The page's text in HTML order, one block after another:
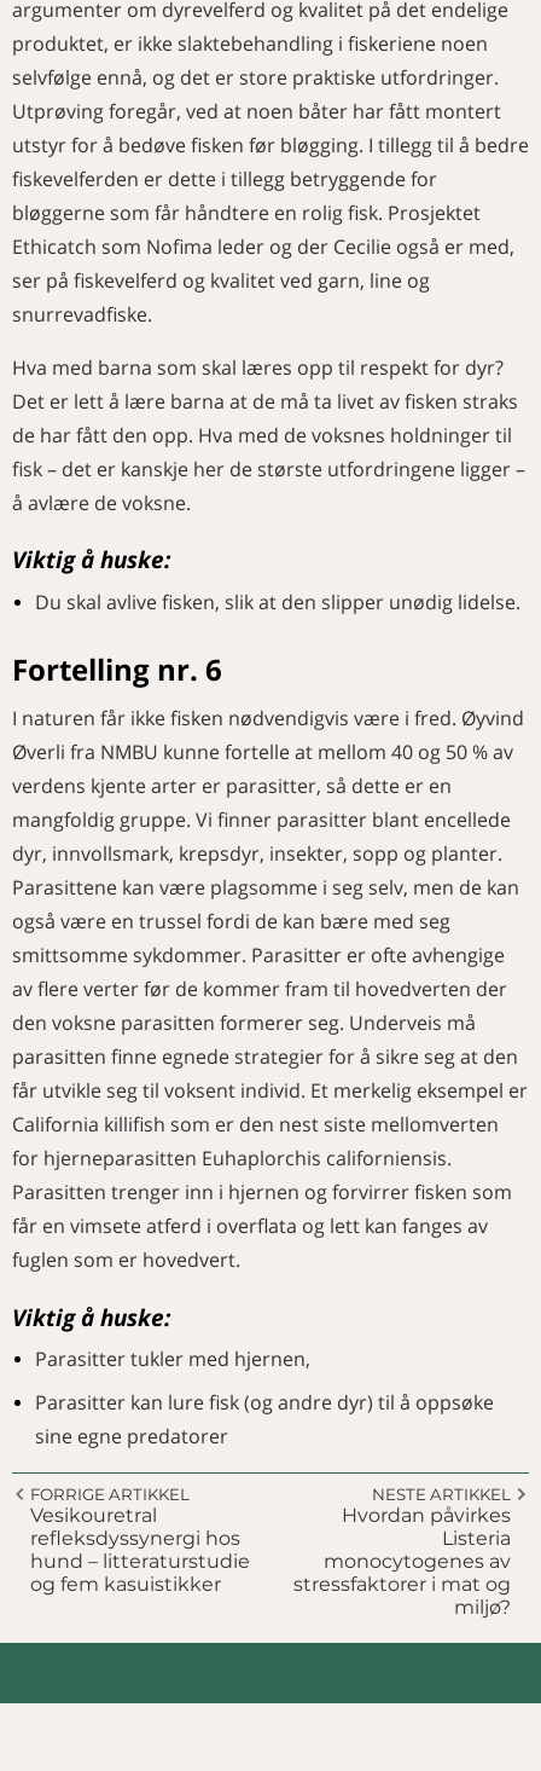
argumenter om dyrevelferd og kvalitet på det endelige
produktet, er ikke slaktebehandling i fiskeriene noen
selvfølge ennå, og det er store praktiske utfordringer.
Utprøving foregår, ved at noen båter har fått montert
utstyr for å bedøve fisken før bløgging. I tillegg til å bedre
fiskevelferden er dette i tillegg betryggende for
bløggerne som får håndtere en rolig fisk. Prosjektet
Ethicatch som Nofima leder og der Cecilie også er med,
ser på fiskevelferd og kvalitet ved garn, line og
snurrevadfiske.
Hva med barna som skal læres opp til respekt for dyr?
Det er lett å lære barna at de må ta livet av fisken straks
de har fått den opp. Hva med de voksnes holdninger til
fisk – det er kanskje her de største utfordringene ligger –
å avlære de voksne.
Viktig å huske:
Du skal avlive fisken, slik at den slipper unødig lidelse.
Fortelling nr. 6
I naturen får ikke fisken nødvendigvis være i fred. Øyvind
Øverli fra NMBU kunne fortelle at mellom 40 og 50 % av
verdens kjente arter er parasitter, så dette er en
mangfoldig gruppe. Vi finner parasitter blant encellede
dyr, innvollsmark, krepsdyr, insekter, sopp og planter.
Parasittene kan være plagsomme i seg selv, men de kan
også være en trussel fordi de kan bære med seg
smittsomme sykdommer. Parasitter er ofte avhengige
av flere verter før de kommer fram til hovedverten der
den voksne parasitten formerer seg. Underveis må
parasitten finne egnede strategier for å sikre seg at den
får utvikle seg til voksent individ. Et merkelig eksempel er
California killifish som er den nest siste mellomverten
for hjerneparasitten Euhaplorchis californiensis.
Parasitten trenger inn i hjernen og forvirrer fisken som
får en vimsete atferd i overflata og lett kan fanges av
fuglen som er hovedvert.
Viktig å huske:
Parasitter tukler med hjernen,
Parasitter kan lure fisk (og andre dyr) til å oppsøke
sine egne predatorer
FORRIGE ARTIKKEL
Vesikouretral
refleksdyssynergi hos
hund – litteraturstudie
og fem kasuistikker
NESTE ARTIKKEL
Hvordan påvirkes
Listeria
monocytogenes av
stressfaktorer i mat og
miljø?